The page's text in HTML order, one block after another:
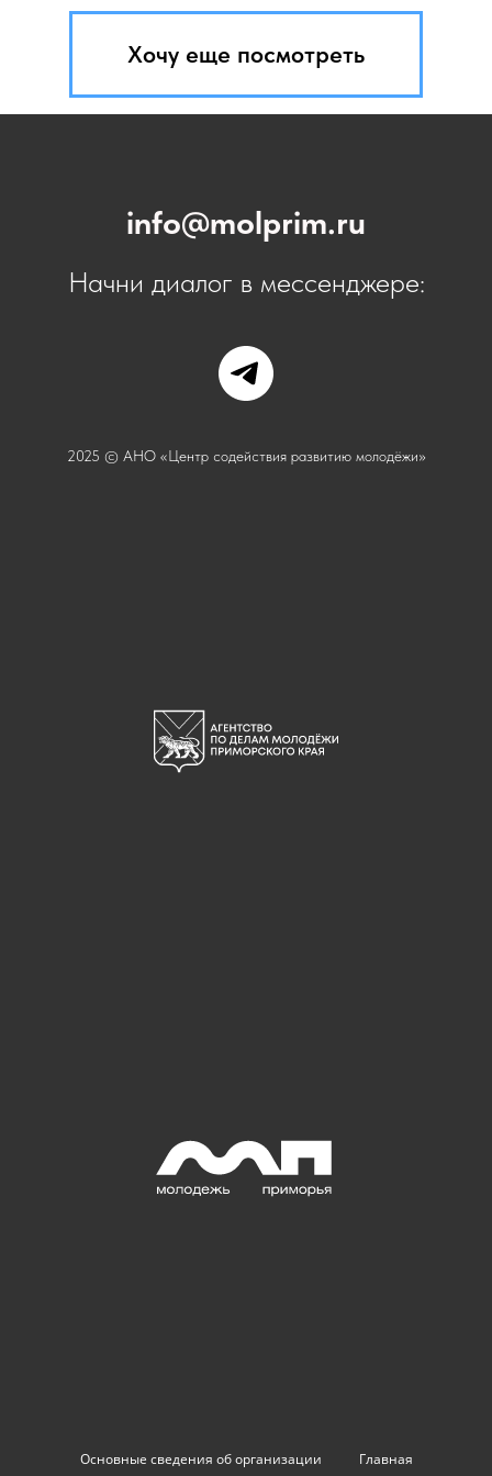
Хочу еще посмотреть
info@molprim.ru
Начни диалог в мессенджере:
2025 © АНО «Центр содействия развитию молодёжи»
Основные сведения об организации Главная